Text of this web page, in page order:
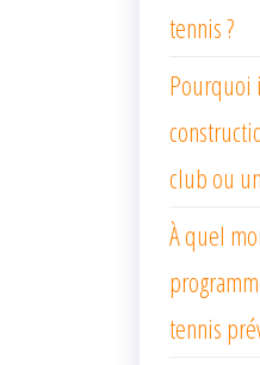
tennis ?
Pourquoi
club ou
À quel
tennis